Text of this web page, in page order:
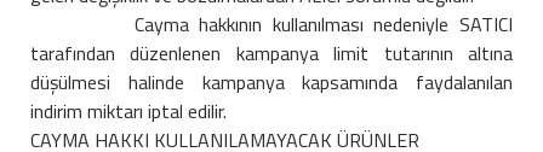
Cayma hakkının kullanılması nedeniyle SATICI
tarafından düzenlenen kampanya limit tutarının altına
düşülmesi halinde kampanya kapsamında faydalanılan
indirim miktarı iptal edilir.
CAYMA HAKKI KULLANILAMAYACAK ÜRÜNLER